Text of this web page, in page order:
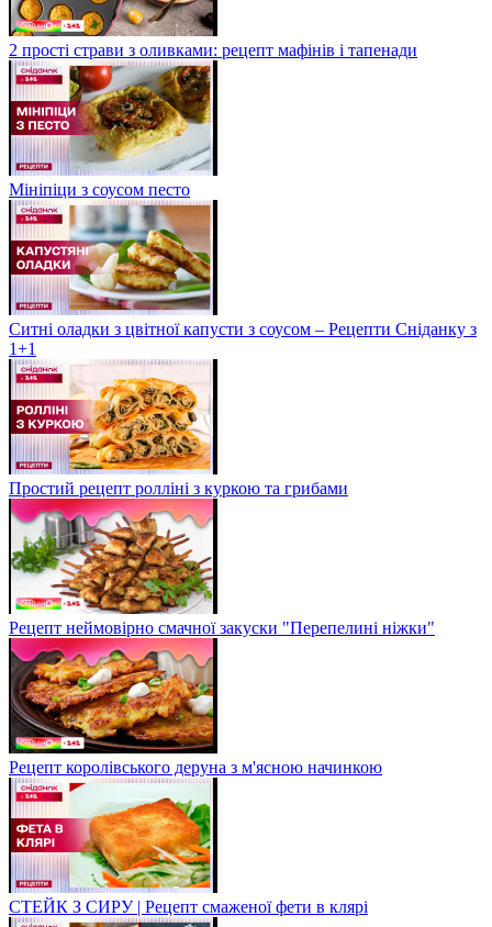
2 прості страви з оливками: рецепт мафінів і тапенади
Мініпіци з соусом песто
Ситні оладки з цвітної капусти з соусом – Рецепти Сніданку з
1+1
Простий рецепт ролліні з куркою та грибами
Рецепт неймовірно смачної закуски "Перепелині ніжки"
Рецепт королівського деруна з м'ясною начинкою
СТЕЙК З СИРУ | Рецепт смаженої фети в клярі